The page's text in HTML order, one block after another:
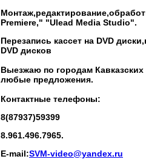
Premiere," "Ulead Media Studio".
Перезапись кассет на DVD
DVD дисков
Выезжаю по городам
любые предложения.
Контактные телефоны:
8(87937)59399
8.961.496.7965.
E-mail:SVM-video@yandex.ru